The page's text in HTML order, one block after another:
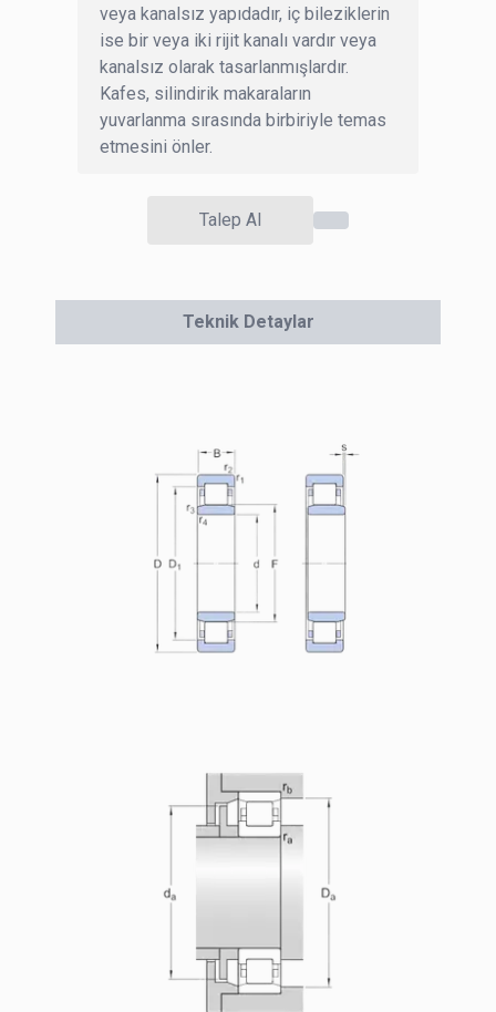
veya kanalsız yapıdadır, iç bileziklerin
ise bir veya iki rijit kanalı vardır veya
kanalsız olarak tasarlanmışlardır.
Kafes, silindirik makaraların
yuvarlanma sırasında birbiriyle temas
etmesini önler.
Talep Al
Teknik Detaylar